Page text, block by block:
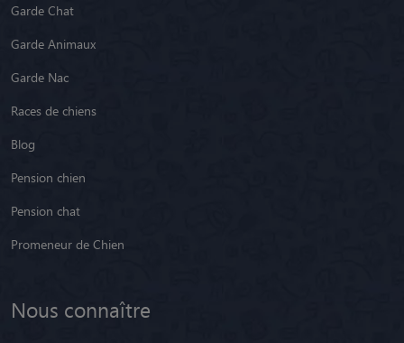
Garde Chat
Garde Animaux
Garde Nac
Races de chiens
Blog
Pension chien
Pension chat
Promeneur de Chien
Nous connaître